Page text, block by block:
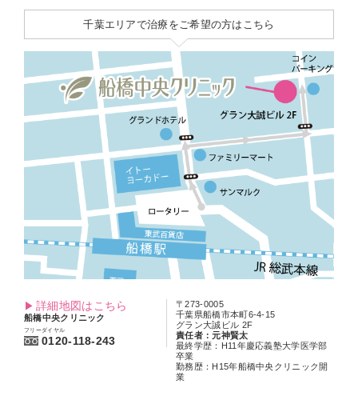
千葉エリアで治療をご希望の方はこちら
詳細地図はこちら
船橋中央クリニック
フリーダイヤル
0120-118-243
〒273-0005
千葉県船橋市本町6-4-15
グラン大誠ビル 2F
責任者：元神賢太
最終学歴：H11年慶応義塾大学医学部
卒業
勤務歴：H15年船橋中央クリニック開
業